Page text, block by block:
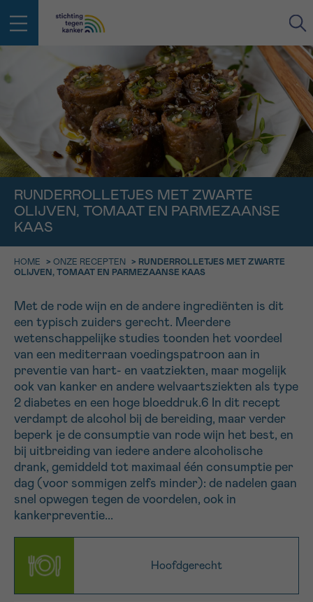
RUNDERROLLETJES MET ZWARTE
OLIJVEN, TOMAAT EN PARMEZAANSE
KAAS
HOME > ONZE RECEPTEN > RUNDERROLLETJES MET ZWARTE
OLIJVEN, TOMAAT EN PARMEZAANSE KAAS
Met de rode wijn en de andere ingrediënten is dit
een typisch zuiders gerecht. Meerdere
wetenschappelijke studies toonden het voordeel
van een mediterraan voedingspatroon aan in
preventie van hart- en vaatziekten, maar mogelijk
ook van kanker en andere welvaartsziekten als type
2 diabetes en een hoge bloeddruk.6 In dit recept
verdampt de alcohol bij de bereiding, maar verder
beperk je de consumptie van rode wijn het best, en
bij uitbreiding van iedere andere alcoholische
drank, gemiddeld tot maximaal één consumptie per
dag (voor sommigen zelfs minder): de nadelen gaan
snel opwegen tegen de voordelen, ook in
kankerpreventie...
Hoofdgerecht
EMAIL
IN DE STRIJD TEGEN KANKER STA
JE NIET ALLEEN
Professionele medewerkers beantwoorden je vragen
Contacteer ons gratis
Bel ons op 0800 15 802
ma-vrij 9u tot 18u
Ik wil graag opgebeld worden
Meer weten over Kankerinfo
geen enkele diagnose
TERUG
EMAIL
MIJN VRAAG
TERUG
KIES DE TIJDSSPANNE VAN JE AFSPRAAK
9h-11h
11h-13h
13h-16h
16h-18h
Verder